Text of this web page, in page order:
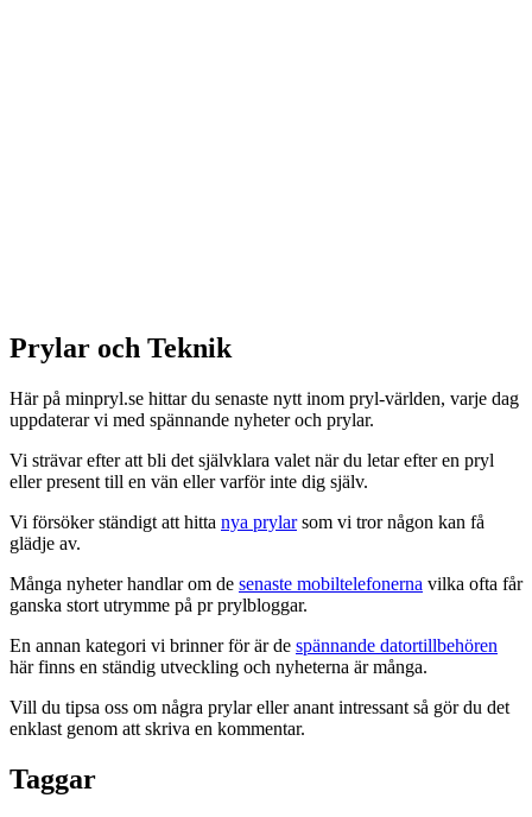
Prylar och Teknik
Här på minpryl.se hittar du senaste nytt inom pryl-världen, varje dag
uppdaterar vi med spännande nyheter och prylar.
Vi strävar efter att bli det självklara valet när du letar efter en pryl
eller present till en vän eller varför inte dig själv.
Vi försöker ständigt att hitta nya prylarsom vi tror någon kan få
glädje av.
Många nyheter handlar om de senaste mobiltelefonerna vilka ofta får
ganska stort utrymme på pr prylbloggar.
En annan kategori vi brinner för är de spännande datortillbehören
här finns en ständig utveckling och nyheterna är många.
Vill du tipsa oss om några prylar eller anant intressant så gör du det
enklast genom att skriva en kommentar.
Taggar